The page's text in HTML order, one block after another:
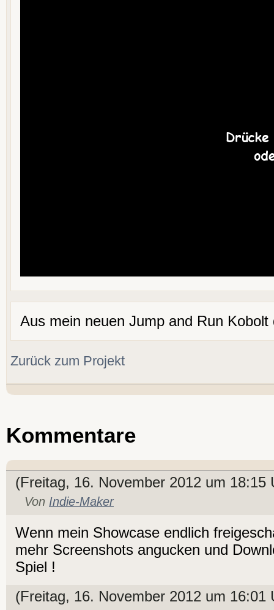
Aus mein neuen Jump and Run
Zurück zum Projekt
Kommentare
(Freitag, 16. November 2012 um 18:15
Von Indie-Maker
Wenn mein Showcase endlich
mehr Screenshots angucken und
Spiel !
(Freitag, 16. November 2012 um 16:01